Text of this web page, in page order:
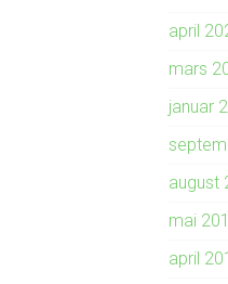
april
mars
januar
august
mai
april